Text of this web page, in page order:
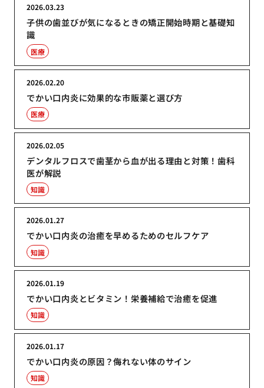
子供の歯並びが気になるときの矯正開始時期と基礎知
識
2026.03.23
医療
でかい口内炎に効果的な市販薬と選び方
2026.02.20
医療
デンタルフロスで歯茎から血が出る理由と対策！歯科
医が解説
2026.02.05
知識
でかい口内炎の治癒を早めるためのセルフケア
2026.01.27
知識
でかい口内炎とビタミン！栄養補給で治癒を促進
2026.01.19
知識
でかい口内炎の原因？侮れない体のサイン
2026.01.17
知識